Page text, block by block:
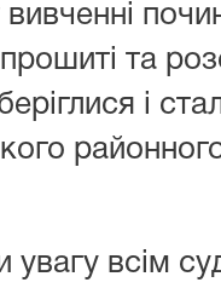
та
і
увагу всім